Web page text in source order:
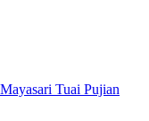
Tuai Pujian